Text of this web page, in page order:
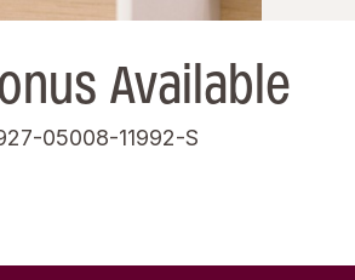
Available
05008-11992-S